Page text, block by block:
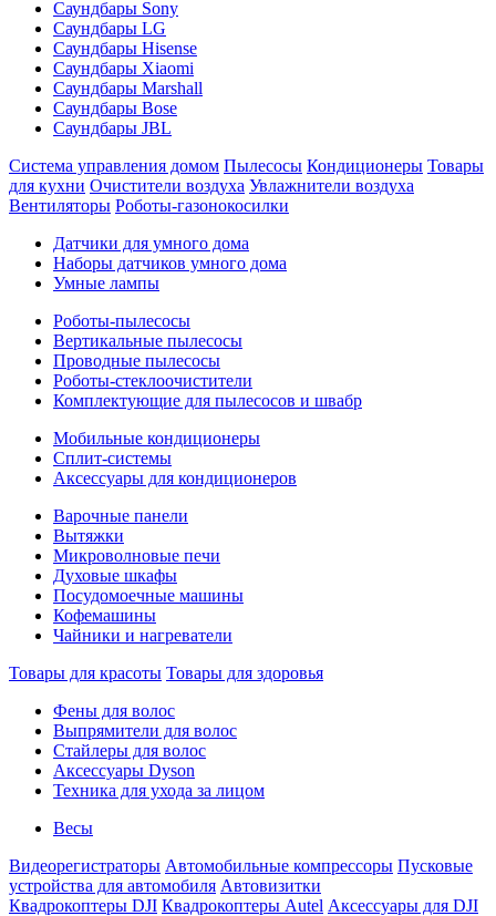
Саундбары Sony
Саундбары LG
Саундбары Hisense
Саундбары Xiaomi
Саундбары Marshall
Саундбары Bose
Саундбары JBL
Система управления домом Пылесосы Кондиционеры Товары
для кухни Очистители воздуха Увлажнители воздуха
Вентиляторы Роботы-газонокосилки
Датчики для умного дома
Наборы датчиков умного дома
Умные лампы
Роботы-пылесосы
Вертикальные пылесосы
Проводные пылесосы
Роботы-стеклоочистители
Комплектующие для пылесосов и швабр
Мобильные кондиционеры
Сплит-системы
Аксессуары для кондиционеров
Варочные панели
Вытяжки
Микроволновые печи
Духовые шкафы
Посудомоечные машины
Кофемашины
Чайники и нагреватели
Товары для красоты Товары для здоровья
Фены для волос
Выпрямители для волос
Стайлеры для волос
Аксессуары Dyson
Техника для ухода за лицом
Весы
Видеорегистраторы Автомобильные компрессоры Пусковые
устройства для автомобиля Автовизитки
Квадрокоптеры DJI Квадрокоптеры Autel Аксессуары для DJI